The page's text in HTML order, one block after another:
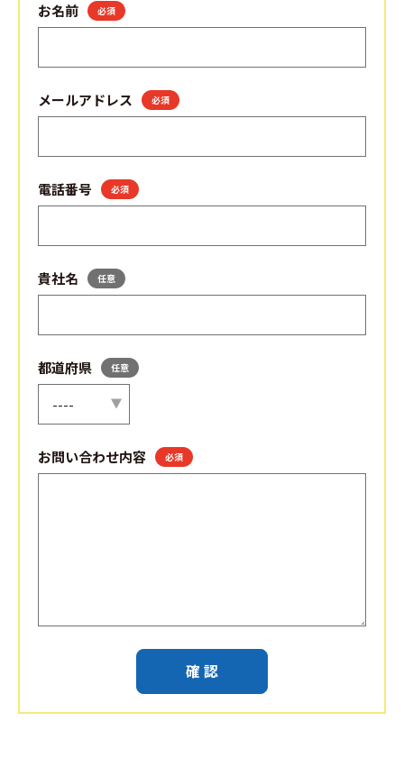
お名前 必須
メールアドレス 必須
電話番号 必須
貴社名 任意
都道府県 任意
お問い合わせ内容 必須
確認